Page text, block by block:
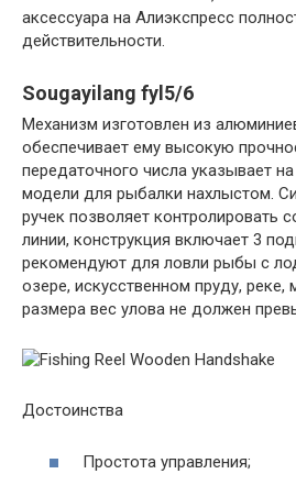
аксессуара на Алиэкспресс
действительности.
Sougayilang fyl5/6
Механизм изготовлен из
обеспечивает ему высокую
передаточного числа указывает
модели для рыбалки нахлыстом.
ручек позволяет контролировать
линии, конструкция включает 3
рекомендуют для ловли рыбы с
озере, искусственном пруду,
размера вес улова не должен
Достоинства
Простота управления;